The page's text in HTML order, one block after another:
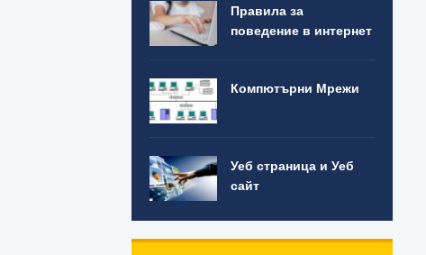
Правила за
поведение в интернет
Компютърни Мрежи
Уеб страница и Уеб
сайт